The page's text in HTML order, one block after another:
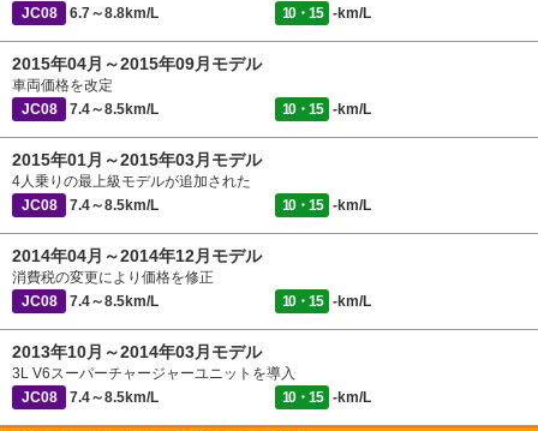
JC08
6.7～8.8km/L 10・15 -km/L
2015年04月～2015年09月モデル
車両価格を改定
JC08
7.4～8.5km/L 10・15 -km/L
2015年01月～2015年03月モデル
4人乗りの最上級モデルが追加された
JC08
7.4～8.5km/L 10・15 -km/L
2014年04月～2014年12月モデル
消費税の変更により価格を修正
JC08
7.4～8.5km/L 10・15 -km/L
2013年10月～2014年03月モデル
3L V6スーパーチャージャーユニットを導入
JC08
7.4～8.5km/L 10・15 -km/L